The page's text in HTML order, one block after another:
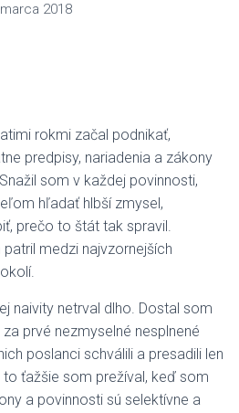
2018
rokmi začal podnikať,
predpisy, nariadenia a zákony
som v každej povinnosti,
hľadať hlbší zmysel,
prečo to štát tak spravil.
medzi najvzornejších
naivity netrval dlho. Dostal som
prvé nezmyselné nesplnené
poslanci schválili a presadili len
ťažšie som prežíval, keď som
a povinnosti sú selektívne a